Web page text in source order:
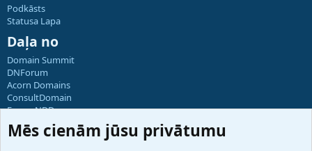
Podkāsts
Statusa Lapa
Daļa no
Domain Summit
DNForum
Acorn Domains
ConsultDomain
ForumNDD
Domainforum.ro
27.be
Mēs cienām jūsu privātumu